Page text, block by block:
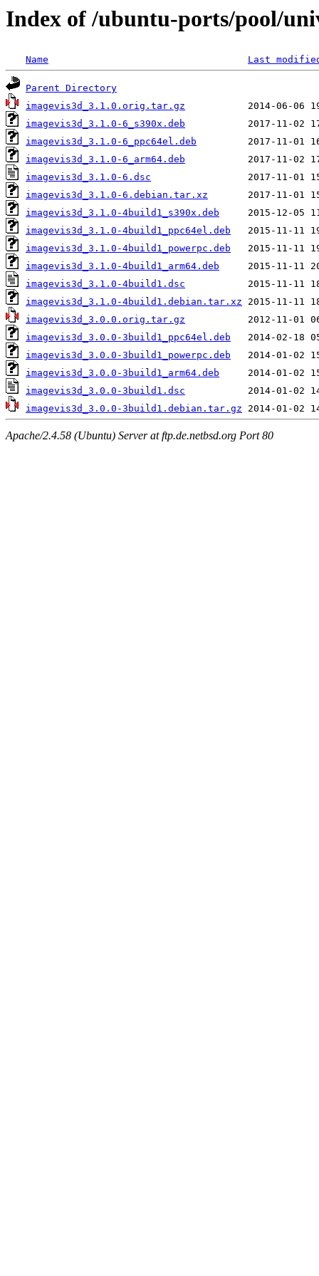
Index of /ubuntu-ports/pool/
Name Last
Parent Directory
imagevis3d_3.1.0.orig.tar.gz
imagevis3d_3.1.0-6_s390x.deb
imagevis3d_3.1.0-6_ppc64el.deb
imagevis3d_3.1.0-6_arm64.deb
imagevis3d_3.1.0-6.dsc
imagevis3d_3.1.0-6.debian.tar.xz
imagevis3d_3.1.0-4build1_s390x.deb
imagevis3d_3.1.0-4build1_ppc64el.deb
imagevis3d_3.1.0-4build1_powerpc.deb
imagevis3d_3.1.0-4build1_arm64.deb
imagevis3d_3.1.0-4build1.dsc
imagevis3d_3.1.0-4build1.debian.tar.xz
imagevis3d_3.0.0.orig.tar.gz
imagevis3d_3.0.0-3build1_ppc64el.deb
imagevis3d_3.0.0-3build1_powerpc.deb
imagevis3d_3.0.0-3build1_arm64.deb
imagevis3d_3.0.0-3build1.dsc
imagevis3d_3.0.0-3build1.debian.tar.gz
Apache/2.4.58 (Ubuntu) Server at ftp.de.netbsd.org Port 80